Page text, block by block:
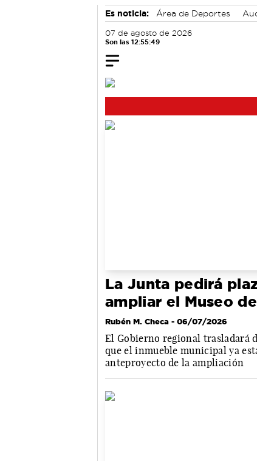
Es noticia: Área de Deportes
07 de agosto de 2026
Son las 12:55:50
La Junta pedirá
ampliar el Museo
Rubén M. Checa - 06/07/2026
El Gobierno regional trasladará
que el inmueble municipal ya
anteproyecto de la ampliación